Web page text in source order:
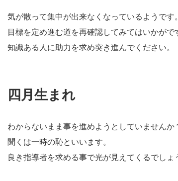
気が散って集中が出来なくなっているようです
目標を定め進む道を再確認してみてはいかがで
知識ある人に助力を求め突き進んでください。
四月生まれ
わからないまま事を進めようとしていませんか
聞くは一時の恥といいます。
良き指導者を求める事で光が見えてくるでしょ